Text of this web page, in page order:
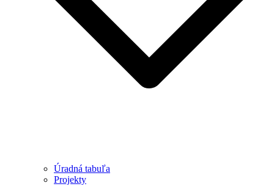
Úradná tabuľa
Projekty